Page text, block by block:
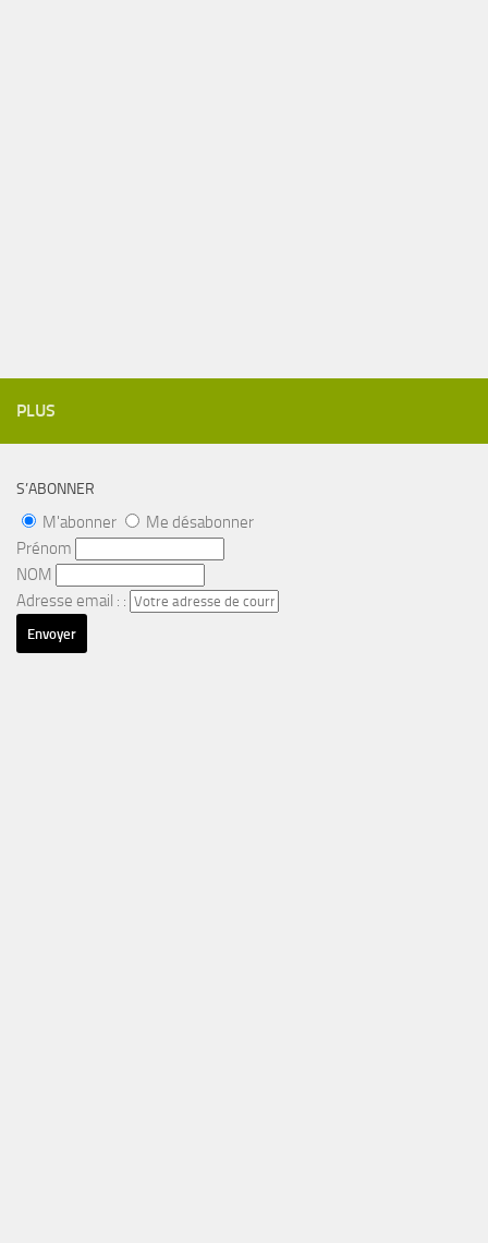
PLUS
S’ABONNER
M'abonner
Me désabonner
Prénom
NOM
Adresse email : :